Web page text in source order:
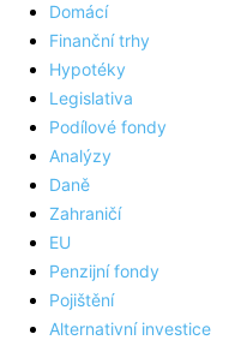
Domácí
Finanční trhy
Hypotéky
Legislativa
Podílové fondy
Analýzy
Daně
Zahraničí
EU
Penzijní fondy
Pojištění
Alternativní investice